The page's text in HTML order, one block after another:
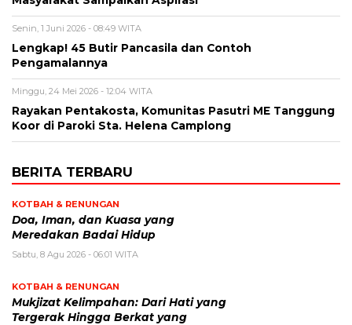
Senin, 1 Juni 2026 - 08:49 WITA
Lengkap! 45 Butir Pancasila dan Contoh
Pengamalannya
Minggu, 24 Mei 2026 - 12:04 WITA
Rayakan Pentakosta, Komunitas Pasutri ME Tanggung
Koor di Paroki Sta. Helena Camplong
BERITA TERBARU
KOTBAH & RENUNGAN
​Doa, Iman, dan Kuasa yang
Meredakan Badai Hidup
Sabtu, 8 Agu 2026 - 06:01 WITA
KOTBAH & RENUNGAN
Mukjizat Kelimpahan: Dari Hati yang
Tergerak Hingga Berkat yang